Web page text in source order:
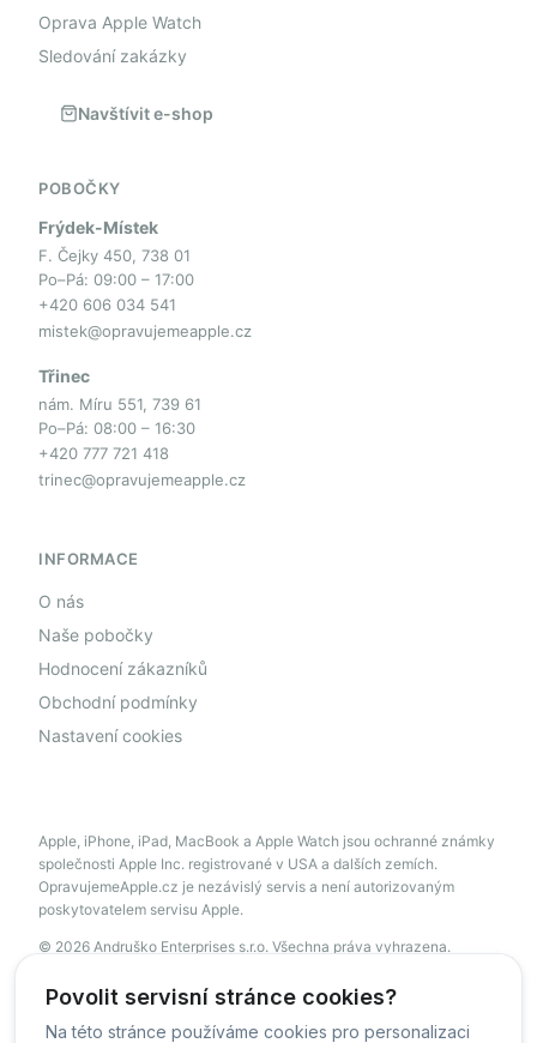
Povolit servisní stránce cookies?
Na této stránce používáme cookies pro personalizaci
Oprava Apple Watch
Sledování zakázky
Navštívit e-shop
POBOČKY
Frýdek-Místek
F. Čejky 450, 738 01
Po–Pá: 09:00 – 17:00
+420 606 034 541
mistek@opravujemeapple.cz
Třinec
nám. Míru 551, 739 61
Po–Pá: 08:00 – 16:30
+420 777 721 418
trinec@opravujemeapple.cz
INFORMACE
O nás
Naše pobočky
Hodnocení zákazníků
Obchodní podmínky
Nastavení cookies
Apple, iPhone, iPad, MacBook a Apple Watch jsou ochranné známky
společnosti Apple Inc. registrované v USA a dalších zemích.
OpravujemeApple.cz je nezávislý servis a není autorizovaným
poskytovatelem servisu Apple.
© 2026 Andruško Enterprises s.r.o. Všechna práva vyhrazena.